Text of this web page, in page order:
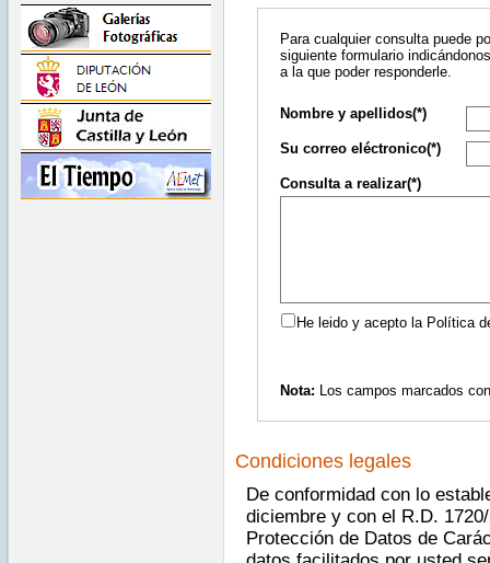
Para cualquier consulta puede
siguiente formulario
a la que poder responderle.
Nombre y apellidos(*)
Su correo eléctronico(*)
Consulta a realizar(*)
He leido y acepto la Política
Nota: Los campos marcados
Condiciones legales
De conformidad con lo
diciembre y con el R.D.
Protección de Datos de